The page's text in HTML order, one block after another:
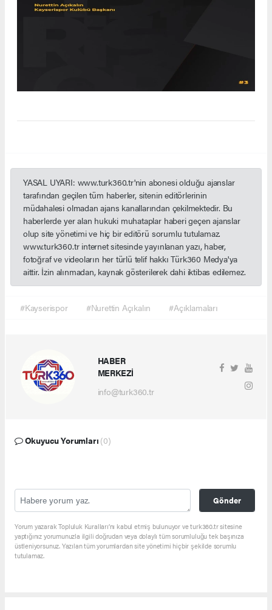
YASAL UYARI: www.turk360.tr'nin abonesi olduğu ajanslar
tarafından geçilen tüm haberler, sitenin editörlerinin
müdahalesi olmadan ajans kanallarından çekilmektedir. Bu
haberlerde yer alan hukuki muhataplar haberi geçen ajanslar
olup site yönetimi ve hiç bir editörü sorumlu tutulamaz.
www.turk360.tr internet sitesinde yayınlanan yazı, haber,
fotoğraf ve videoların her türlü telif hakkı Türk360 Medya'ya
aittir. İzin alınmadan, kaynak gösterilerek dahi iktibas edilemez.
#Kayserispor #Nurettin Açıkalın #Açıklamaları
HABER
MERKEZİ
info@turk360.tr
Okuyucu Yorumları (0)
Gönder
Yorum yazarak Topluluk Kuralları’nı kabul etmiş bulunuyor ve turk360.tr sitesine
yaptığınız yorumunuzla ilgili doğrudan veya dolaylı tüm sorumluluğu tek başınıza
üstleniyorsunuz. Yazılan tüm yorumlardan site yönetimi hiçbir şekilde sorumlu
tutulamaz.